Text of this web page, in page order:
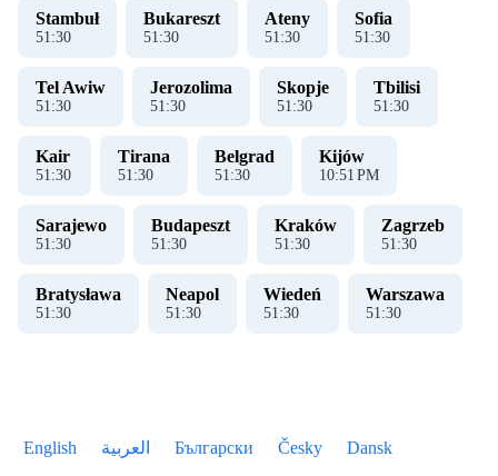
Stambuł
51:30
Bukareszt
51:30
Ateny
51:30
Sofia
51:30
Tel Awiw
51:30
Jerozolima
51:30
Skopje
51:30
Tbilisi
51:30
Kair
51:30
Tirana
51:30
Belgrad
51:30
Kijów
10:51 PM
Sarajewo
51:30
Budapeszt
51:30
Kraków
51:30
Zagrzeb
51:30
Bratysława
51:30
Neapol
51:30
Wiedeń
51:30
Warszawa
51:30
English العربية Български Česky Dansk